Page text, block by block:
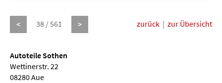
< 38 / 561 > zurück | zur Übersicht
Autoteile Sothen
Wettinerstr. 22
08280 Aue